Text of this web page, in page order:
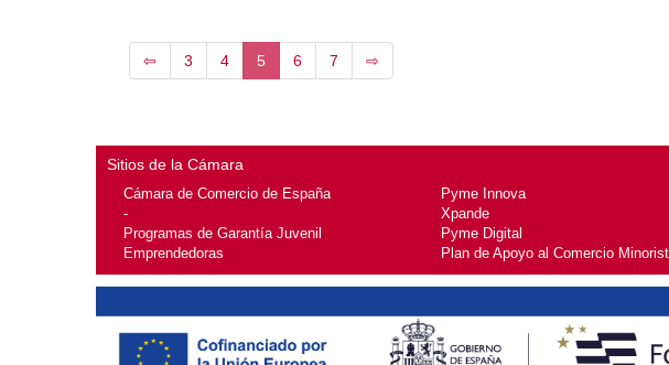
⇦ 3 4 5 6 7 ⇨
Sitios de la Cámara
Cámara de Comercio de España
-
Programas de Garantía Juvenil
Emprendedoras
Pyme Innova
Xpande
Pyme Digital
Plan de Apoyo al Comercio